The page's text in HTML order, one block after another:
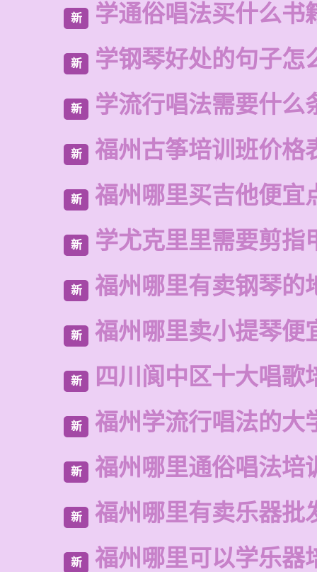
新 学通俗唱法买什么书
新 学钢琴好处的句子怎
新 学流行唱法需要什么
新 福州古筝培训班价格
新 福州哪里买吉他便宜
新 学尤克里里需要剪指
新 福州哪里有卖钢琴的
新 福州哪里卖小提琴便
新 四川阆中区十大唱歌
新 福州学流行唱法的大
新 福州哪里通俗唱法培
新 福州哪里有卖乐器批
新 福州哪里可以学乐器